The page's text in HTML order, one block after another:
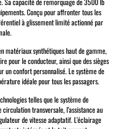
Conçu pour affronter tous les
à glissement limité actionné par
matériaux synthétiques haut de gamme,
pour le conducteur, ainsi que des sièges
confort personnalisé. Le système de
idéale pour tous les passagers.
telles que le système de
transversale, l’assistance au
de vitesse adaptatif. L’éclairage